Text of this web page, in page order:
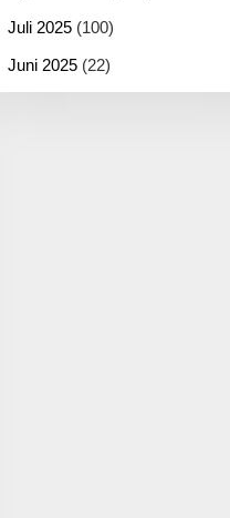
Juli 2025(100)
Juni 2025(22)